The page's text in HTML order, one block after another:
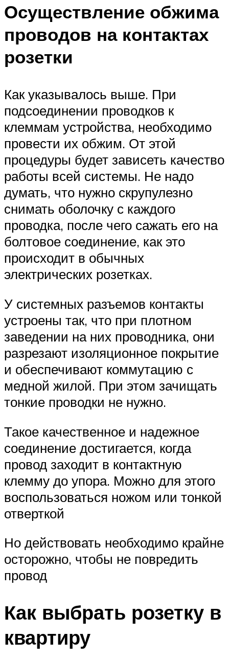
Осуществление обжима
проводов на контактах
розетки
Как указывалось выше. При
подсоединении проводков к
клеммам устройства, необходимо
провести их обжим. От этой
процедуры будет зависеть качество
работы всей системы. Не надо
думать, что нужно скрупулезно
снимать оболочку с каждого
проводка, после чего сажать его на
болтовое соединение, как это
происходит в обычных
электрических розетках.
У системных разъемов контакты
устроены так, что при плотном
заведении на них проводника, они
разрезают изоляционное покрытие
и обеспечивают коммутацию с
медной жилой. При этом зачищать
тонкие проводки не нужно.
Такое качественное и надежное
соединение достигается, когда
провод заходит в контактную
клемму до упора. Можно для этого
воспользоваться ножом или тонкой
отверткой
Но действовать необходимо крайне
осторожно, чтобы не повредить
провод
Как выбрать розетку в
квартиру